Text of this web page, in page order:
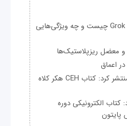
هوش مصنوعی Grok چیست و چه ویژگی‌هایی
ریزپلاستیک‌ها
اعماق
ماهنامه شبکه منتشر کرد: کتاب CEH هکر کلاه
کتاب الکترونیکی دوره
پایتون